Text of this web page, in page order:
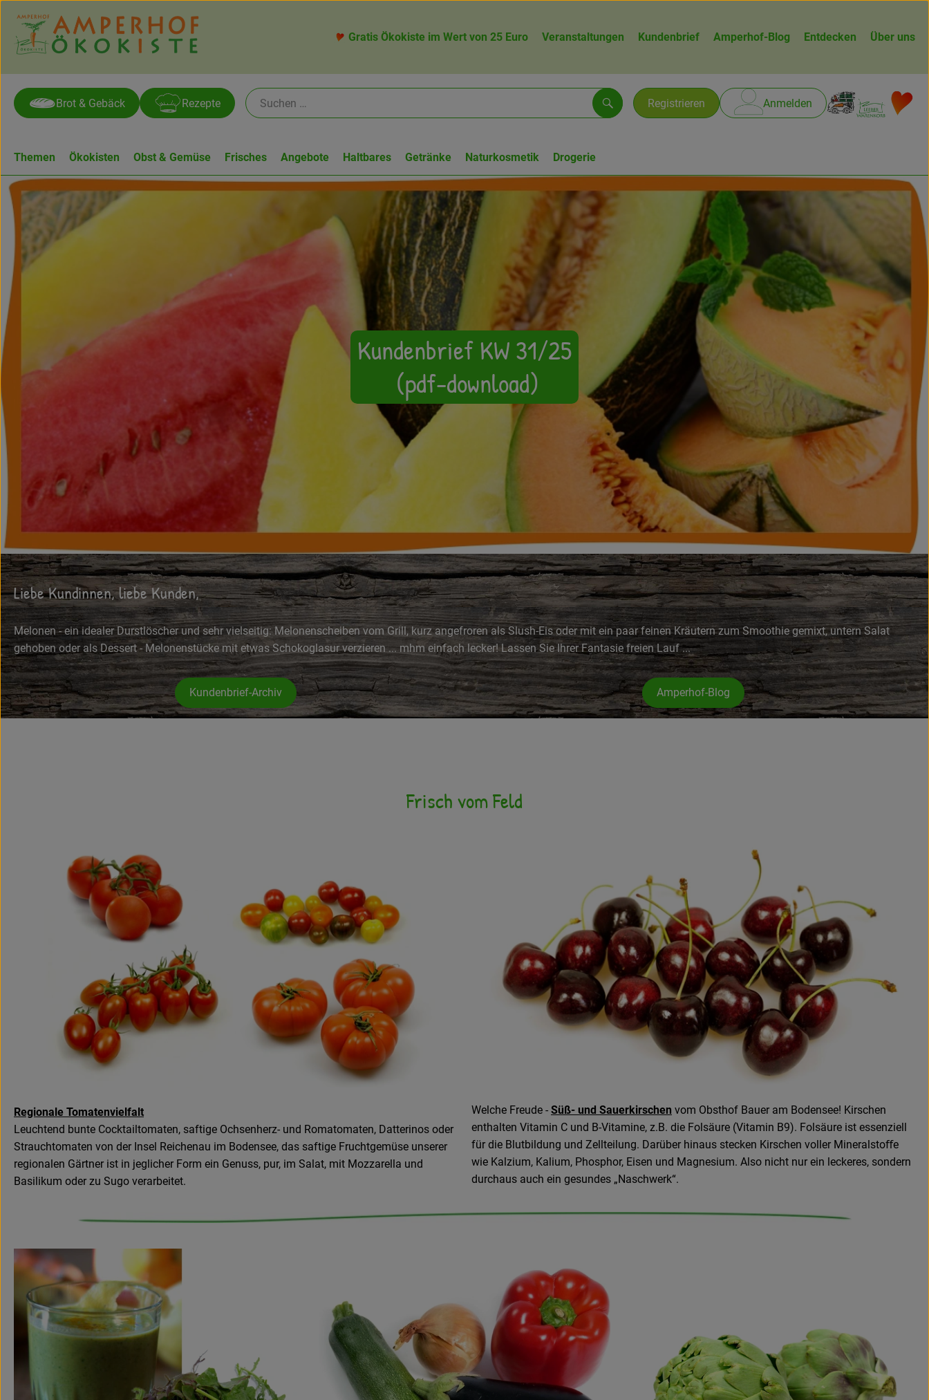
Gratis Ökokiste im Wert von 25 Euro Veranstaltungen Kundenbrief Amperhof-Blog Entdecken Über uns
Registrieren Anmelden
Suchen
Brot & Gebäck Rezepte
Themen Ökokisten Obst & Gemüse Frisches Angebote Haltbares Getränke Naturkosmetik Drogerie
Kundenbrief KW 31/25
(pdf-download)
Liebe Kundinnen, liebe Kunden,
Melonen - ein idealer Durstlöscher und sehr vielseitig: Melonenscheiben vom Grill, kurz angefroren als Slush-Eis oder mit ein paar feinen Kräutern zum Smoothie gemixt, untern Salat
gehoben oder als Dessert - Melonenstücke mit etwas Schokoglasur verzieren ... mhm einfach lecker! Lassen Sie Ihrer Fantasie freien Lauf ...
Kundenbrief-Archiv Amperhof-Blog
Frisch vom Feld
Regionale Tomatenvielfalt
Leuchtend bunte Cocktailtomaten, saftige Ochsenherz- und Romatomaten, Datterinos oder
Strauchtomaten von der Insel Reichenau im Bodensee, das saftige Fruchtgemüse unserer
regionalen Gärtner ist in jeglicher Form ein Genuss, pur, im Salat, mit Mozzarella und
Basilikum oder zu Sugo verarbeitet.
Welche Freude - Süß- und Sauerkirschen vom Obsthof Bauer am Bodensee! Kirschen
enthalten Vitamin C und B-Vitamine, z.B. die Folsäure (Vitamin B9). Folsäure ist essenziell
für die Blutbildung und Zellteilung. Darüber hinaus stecken Kirschen voller Mineralstoﬀe
wie Kalzium, Kalium, Phosphor, Eisen und Magnesium. Also nicht nur ein leckeres, sondern
durchaus auch ein gesundes „Naschwerk“.